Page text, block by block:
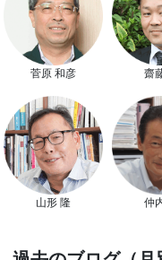
菅原 和彦 齋
山形 隆 仲